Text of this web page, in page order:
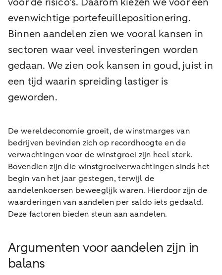
evenwichtige portefeuillepositionering.
Binnen aandelen zien we vooral kansen in
sectoren waar veel investeringen worden
gedaan. We zien ook kansen in goud, juist in
een tijd waarin spreiding lastiger is
geworden.
De wereldeconomie groeit, de winstmarges van
bedrijven bevinden zich op recordhoogte en de
verwachtingen voor de winstgroei zijn heel sterk.
Bovendien zijn die winstgroeiverwachtingen sinds het
begin van het jaar gestegen, terwijl de
aandelenkoersen beweeglijk waren. Hierdoor zijn de
waarderingen van aandelen per saldo iets gedaald.
Deze factoren bieden steun aan aandelen.
Argumenten voor aandelen zijn in
balans